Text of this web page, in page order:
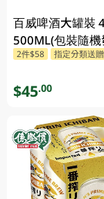
百威啤酒大罐裝
500ML(包裝隨機
2件$58 指定分類送
$45.00